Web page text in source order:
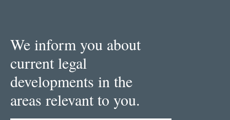
We inform you about
current legal
developments in the
areas relevant to you.